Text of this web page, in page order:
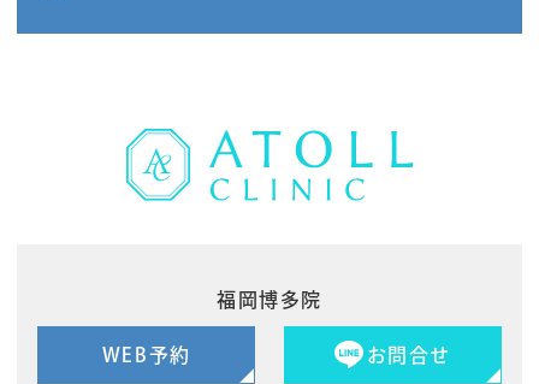
福岡博多院
WEB予約 お問合せ